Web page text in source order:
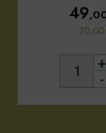
49
-
+